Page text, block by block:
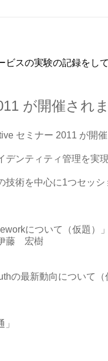
スの実験の記録をし
が開催され
セミナー 2011 が開催
デンティティ管理を実
術を中心に1つセッシ
について（仮題）」
藤 宏樹
の最新動向について（